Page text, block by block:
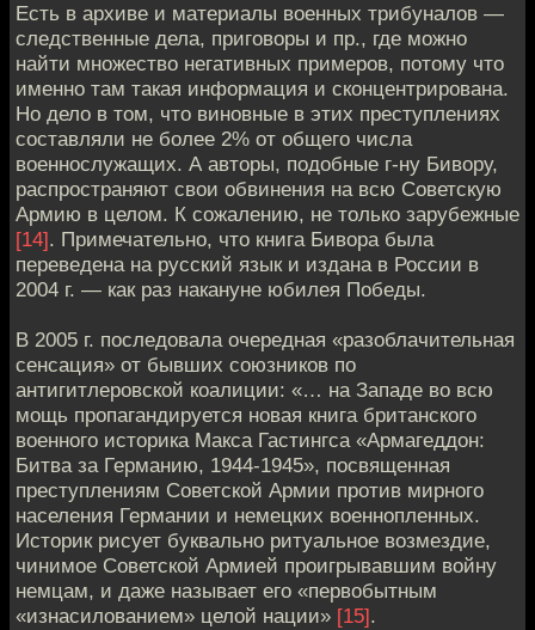
Есть в архиве и материалы военных трибуналов —
следственные дела, приговоры и пр., где можно
найти множество негативных примеров, потому что
именно там такая информация и сконцентрирована.
Но дело в том, что виновные в этих преступлениях
составляли не более 2% от общего числа
военнослужащих. А авторы, подобные г-ну Бивору,
распространяют свои обвинения на всю Советскую
Армию в целом. К сожалению, не только зарубежные
[14]. Примечательно, что книга Бивора была
переведена на русский язык и издана в России в
2004 г. — как раз накануне юбилея Победы.
В 2005 г. последовала очередная «разоблачительная
сенсация» от бывших союзников по
антигитлеровской коалиции: «… на Западе во всю
мощь пропагандируется новая книга британского
военного историка Макса Гастингса «Армагеддон:
Битва за Германию, 1944-1945», посвященная
преступлениям Советской Армии против мирного
населения Германии и немецких военнопленных.
Историк рисует буквально ритуальное возмездие,
чинимое Советской Армией проигрывавшим войну
немцам, и даже называет его «первобытным
«изнасилованием» целой нации» [15].